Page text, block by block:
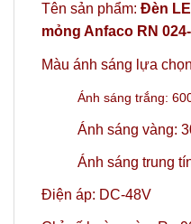
Tên sản phẩm: Đèn
mỏng Anfaco RN
Màu ánh sáng lựa
Ánh sáng trắng:
Ánh sáng vàng:
Ánh sáng trung
Điện áp: DC-48V